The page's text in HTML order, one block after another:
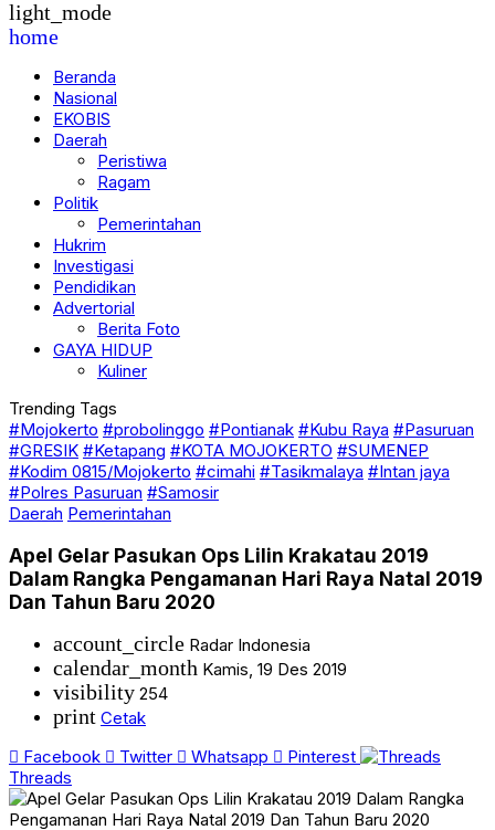
light_mode
home
Beranda
Nasional
EKOBIS
Daerah
Peristiwa
Ragam
Politik
Pemerintahan
Hukrim
Investigasi
Pendidikan
Advertorial
Berita Foto
GAYA HIDUP
Kuliner
Trending Tags
#Mojokerto #probolinggo #Pontianak #Kubu Raya #Pasuruan
#GRESIK #Ketapang #KOTA MOJOKERTO #SUMENEP
#Kodim 0815/Mojokerto #cimahi #Tasikmalaya #Intan jaya
#Polres Pasuruan #Samosir
Daerah Pemerintahan
Apel Gelar Pasukan Ops Lilin Krakatau 2019
Dalam Rangka Pengamanan Hari Raya Natal 2019
Dan Tahun Baru 2020
account_circle Radar Indonesia
calendar_month Kamis, 19 Des 2019
visibility 254
print Cetak
Facebook
Twitter Whatsapp
Pinterest
Threads